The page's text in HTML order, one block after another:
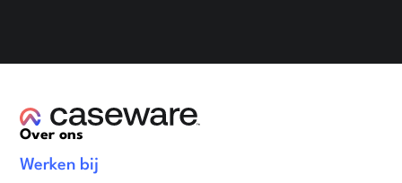
Over ons
Werken bij